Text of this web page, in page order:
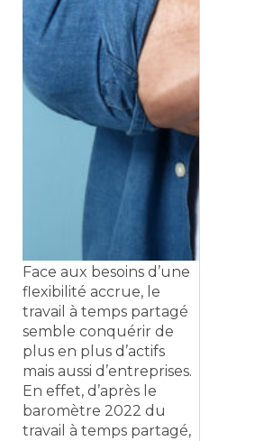
Face aux besoins d’une
flexibilité accrue, le
travail à temps partagé
semble conquérir de
plus en plus d’actifs
mais aussi d’entreprises.
En effet, d’après le
baromètre 2022 du
travail à temps partagé,